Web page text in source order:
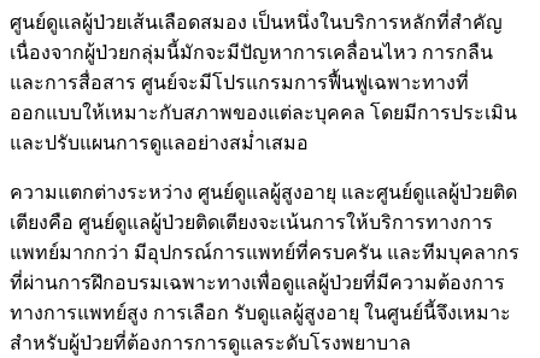
ศูนย์ดูแลผู้ป่วยเส้นเลือดสมอง เป็นหนึ่งในบริการหลักที่สำคัญ
เนื่องจากผู้ป่วยกลุ่มนี้มักจะมีปัญหาการเคลื่อนไหว การกลืน
และการสื่อสาร ศูนย์จะมีโปรแกรมการฟื้นฟูเฉพาะทางที่
ออกแบบให้เหมาะกับสภาพของแต่ละบุคคล โดยมีการประเมิน
และปรับแผนการดูแลอย่างสม่ำเสมอ
ความแตกต่างระหว่าง ศูนย์ดูแลผู้สูงอายุ และศูนย์ดูแลผู้ป่วยติด
เตียงคือ ศูนย์ดูแลผู้ป่วยติดเตียงจะเน้นการให้บริการทางการ
แพทย์มากกว่า มีอุปกรณ์การแพทย์ที่ครบครัน และทีมบุคลากร
ที่ผ่านการฝึกอบรมเฉพาะทางเพื่อดูแลผู้ป่วยที่มีความต้องการ
ทางการแพทย์สูง การเลือก รับดูแลผู้สูงอายุ ในศูนย์นี้จึงเหมาะ
สำหรับผู้ป่วยที่ต้องการการดูแลระดับโรงพยาบาล